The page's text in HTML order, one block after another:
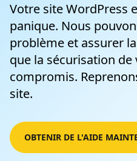
Votre site WordPress
panique. Nous
problème et assurer
que la sécurisation
compromis.
site.
OBTENIR DE L'AIDE